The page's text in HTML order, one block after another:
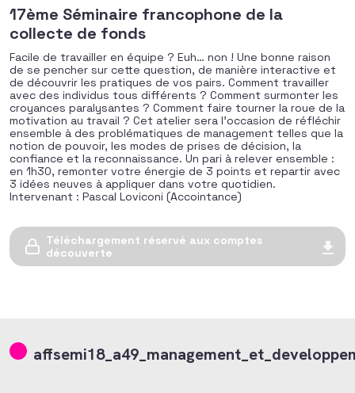
17ème Séminaire francophone de la
collecte de fonds
Facile de travailler en équipe ? Euh… non ! Une bonne raison
de se pencher sur cette question, de manière interactive et
de découvrir les pratiques de vos pairs. Comment travailler
avec des individus tous différents ? Comment surmonter les
croyances paralysantes ? Comment faire tourner la roue de la
motivation au travail ? Cet atelier sera l’occasion de réfléchir
ensemble à des problématiques de management telles que la
notion de pouvoir, les modes de prises de décision, la
confiance et la reconnaissance. Un pari à relever ensemble :
en 1h30, remonter votre énergie de 3 points et repartir avec
3 idées neuves à appliquer dans votre quotidien.
Intervenant : Pascal Loviconi (Accointance)
Téléchargement réservé aux comptes
découverte